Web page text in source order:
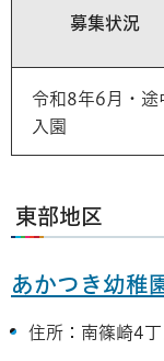
募集状況
令和8年6月・途
入園
東部地区
あかつき幼稚
住所：南篠崎4